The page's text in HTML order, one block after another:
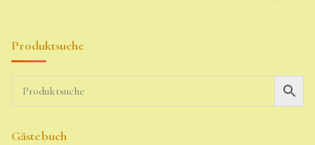
Produktsuche
Gästebuch